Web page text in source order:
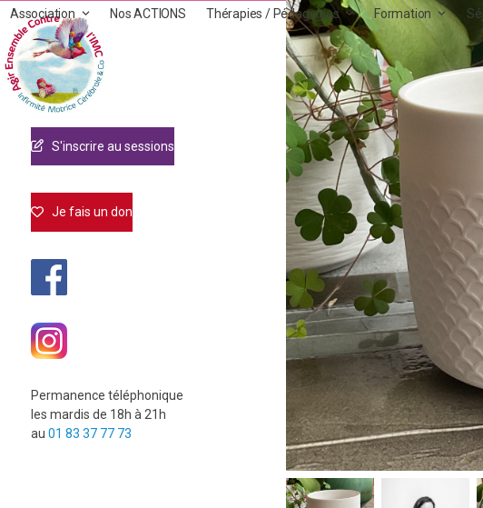
Skip
content
Association Nos ACTIONS Thérapies / Pédagogies Formation
S'inscrire au sessions
Je fais un don
Permanence téléphonique
les mardis de 18h à 21h
au 01 83 37 77 73